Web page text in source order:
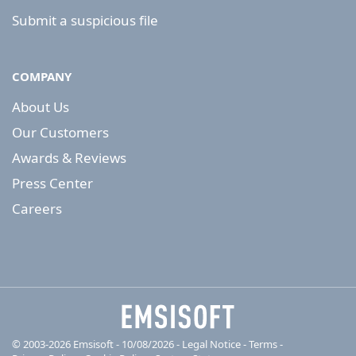
Submit a suspicious file
COMPANY
About Us
Our Customers
Awards & Reviews
Press Center
Careers
© 2003-2026 Emsisoft - 10/08/2026 - Legal Notice-Terms-